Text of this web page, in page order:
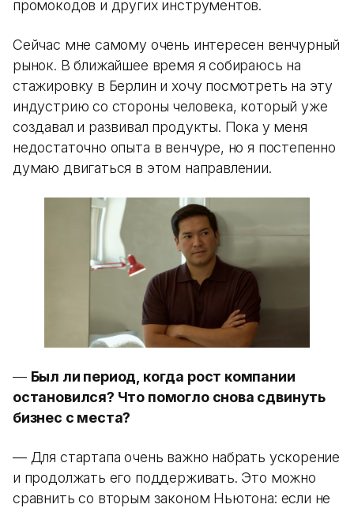
промокодов и других инструментов.
Сейчас мне самому очень интересен венчурный
рынок. В ближайшее время я собираюсь на
стажировку в Берлин и хочу посмотреть на эту
индустрию со стороны человека, который уже
создавал и развивал продукты. Пока у меня
недостаточно опыта в венчуре, но я постепенно
думаю двигаться в этом направлении.
— Был ли период, когда рост компании
остановился? Что помогло снова сдвинуть
бизнес с места?
— Для стартапа очень важно набрать ускорение
и продолжать его поддерживать. Это можно
сравнить со вторым законом Ньютона: если не